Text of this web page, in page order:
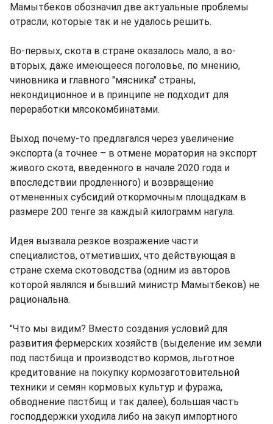
Мамытбеков обозначил две актуальные проблемы
отрасли, которые так и не удалось решить.
Во-первых, скота в стране оказалось мало, а во-
вторых, даже имеющееся поголовье, по мнению,
чиновника и главного "мясника" страны,
некондиционное и в принципе не подходит для
переработки мясокомбинатами.
Выход почему-то предлагался через увеличение
экспорта (а точнее – в отмене моратория на экспорт
живого скота, введенного в начале 2020 года и
впоследствии продленного) и возвращение
отмененных субсидий откормочным площадкам в
размере 200 тенге за каждый килограмм нагула.
Идея вызвала резкое возражение части
специалистов, отметивших, что действующая в
стране схема скотоводства (одним из авторов
которой являлся и бывший министр Мамытбеков) не
рациональна.
"Что мы видим? Вместо создания условий для
развития фермерских хозяйств (выделение им земли
под пастбища и производство кормов, льготное
кредитование на покупку кормозаготовительной
техники и семян кормовых культур и фуража,
обводнение пастбищ и так далее), большая часть
господдержки уходила либо на закуп импортного